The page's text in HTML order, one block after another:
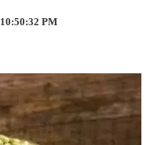
10:50:32 PM